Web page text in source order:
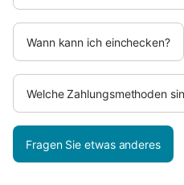
Wann kann ich einchecken?
Welche Zahlungsmethoden
Fragen Sie etwas anderes